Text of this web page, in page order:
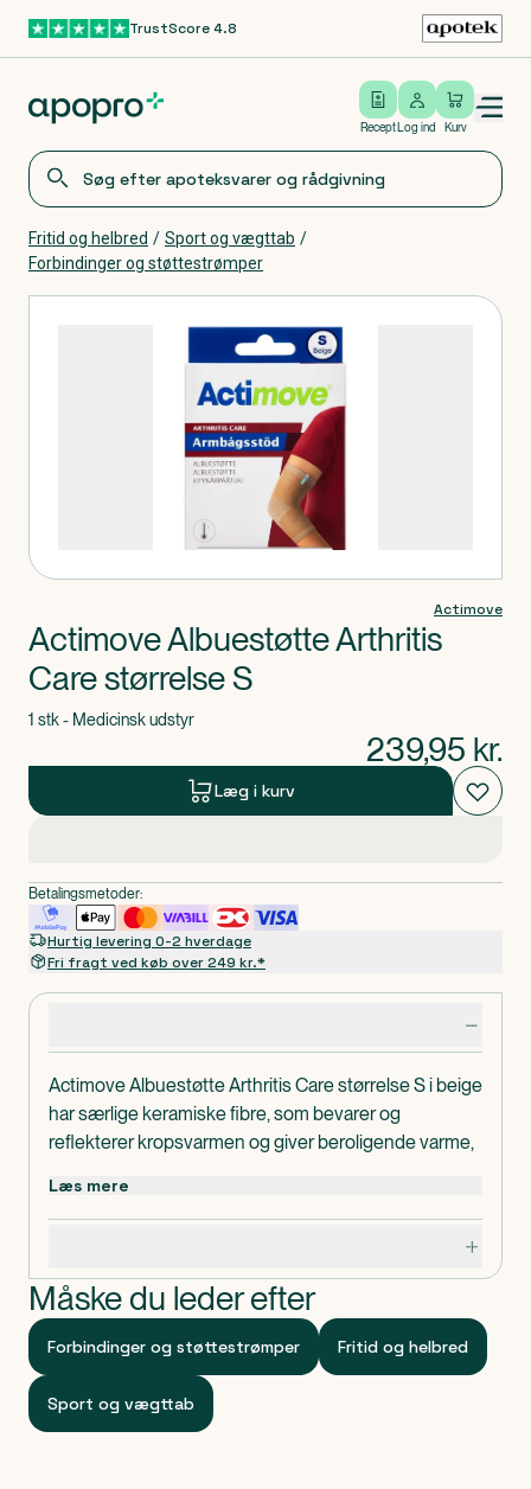
Gå til hovedindholdTrustScore 4.8
Recept
Log ind
Log ind Kurv
Open/close menu
Fritid og helbred / Sport og vægttab /
Forbindinger og støttestrømper
Actimove Albuestøtte Arthritis Care størrelse S i beige
har særlige keramiske fibre, som bevarer og
reflekterer kropsvarmen og giver beroligende varme,
smertefuld osteoartritis og artritis i albueleddet.
Fire-vejs-stræk giver let komfortabel kompression,
som reducerer hævelser og giver forbedret mobilitet.
Actimove Albuestøtte Arthritis Care størrelse S er
lavet uden latex.
Omkreds: 19-23 cm.
1 stk. Actimove Albuestøtte Arthritis Care størrelse S.
Klassificeret som
Læs mere
Måske du leder efter
Forbindinger og støttestrømper Fritid og helbred
Sport og vægttab
Actimove
Actimove Albuestøtte Arthritis
Care størrelse S
1 stk - Medicinsk udstyr
239,95 kr.
Læg i kurv
Betalingsmetoder:
Hurtig levering 0-2 hverdage
Fri fragt ved køb over 249 kr.*